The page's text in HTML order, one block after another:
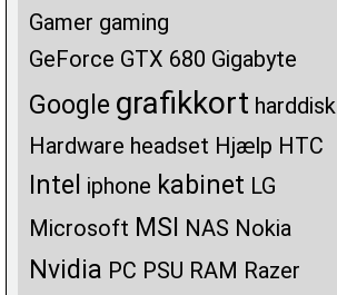
Gamer gaming
GeForce GTX 680 Gigabyte
Google grafikkort harddisk
Hardware headset Hjælp HTC
Intel iphone kabinet LG
Microsoft MSI NAS Nokia
Nvidia PC PSU RAM Razer